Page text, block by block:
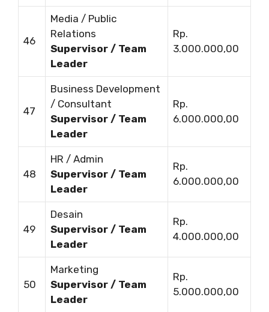
46
Media / Public
Relations
Supervisor / Team
Leader
Rp.
3.000.000,00
47
Business Development
/ Consultant
Supervisor / Team
Leader
Rp.
6.000.000,00
48
HR / Admin
Supervisor / Team
Leader
Rp.
6.000.000,00
49
Desain
Supervisor / Team
Leader
Rp.
4.000.000,00
50
Marketing
Supervisor / Team
Leader
Rp.
5.000.000,00